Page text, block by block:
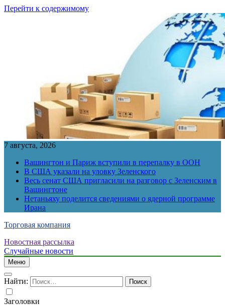
Перейти к содержимому
7 августа, 2026
Вашингтон и Париж вступили в перепалку в ООН
В США указали на уловку Зеленского
Весь сенат США пригласили на разговор с Зеленским в
Вашингтоне
Нетаньяху поделится сведениями о ядерной программе
Ирана
Торговая компания
Новостная рассылка
Случайные новости
Меню
Найти:
Заголовки